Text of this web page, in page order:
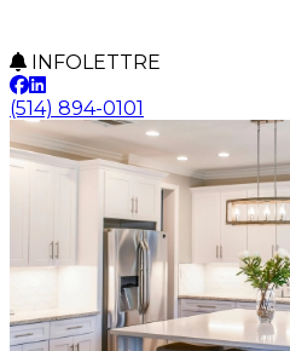
INFOLETTRE
(514) 894-0101